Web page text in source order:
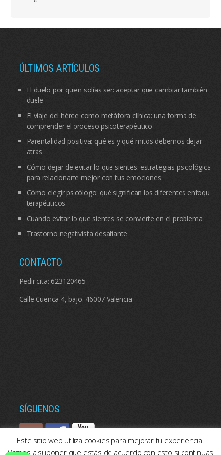
ÚLTIMOS ARTÍCULOS
El duelo por quien solías ser: aceptar que cambiar también
duele
El viaje del héroe como metáfora clínica: una forma de
comprender el proceso psicoterapéutico
Parentalidad positiva: qué es y qué mitos debemos dejar
atrás
Cómo dejar de evitar lo que sientes: estrategias psicológicas
para relacionarte mejor con tus emociones
Cómo elegir psicólogo: qué significan los diferentes enfoques
terapéuticos
Cuando evitar lo que sientes se convierte en el problema
Trastorno negativista desafiante
CONTACTO
Pedir cita: 623120465
Calle Cuenca 4, bajo. 46007 Valencia
SÍGUENOS
Este sitio web utiliza cookies para mejorar tu experiencia.
Vamos a suponer que estás de acuerdo con esto si continuas